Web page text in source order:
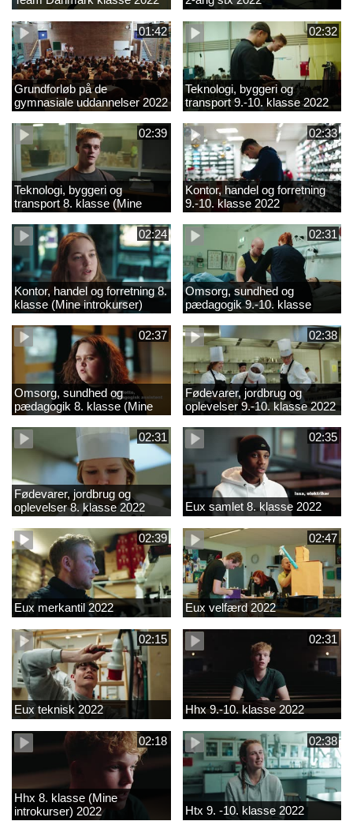
01:42
Grundforløb på de
gymnasiale uddannelser 2022
02:32
Teknologi, byggeri og
transport 9.-10. klasse 2022
02:39
Teknologi, byggeri og
transport 8. klasse (Mine
introkurser) 2022
02:33
Kontor, handel og forretning
9.-10. klasse 2022
02:24
Kontor, handel og forretning 8.
klasse (Mine introkurser)
2022
02:31
Omsorg, sundhed og
pædagogik 9.-10. klasse
2022
02:37
Omsorg, sundhed og
pædagogik 8. klasse (Mine
introkurser) 2022
02:38
Fødevarer, jordbrug og
oplevelser 9.-10. klasse 2022
02:31
Fødevarer, jordbrug og
oplevelser 8. klasse 2022
02:35
Eux samlet 8. klasse 2022
02:39
Eux merkantil 2022
02:47
Eux velfærd 2022
02:15
Eux teknisk 2022
02:31
Hhx 9.-10. klasse 2022
02:18
Hhx 8. klasse (Mine
introkurser) 2022
02:38
Htx 9. -10. klasse 2022